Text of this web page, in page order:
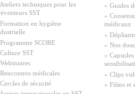
techniques pour les
SST
en hygiène
SCORE
SST
médicales
de sécurité
» Guides
»
médicaux
» Dépliants
» Nos
»
» Clips
» Films et